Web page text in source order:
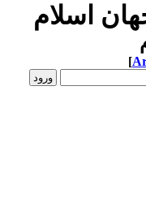
اسلام
[